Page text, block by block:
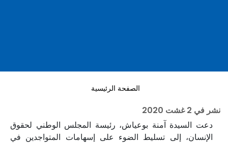
الصفحة الرئيسية
نشر في 2 غشت 2020
دعت السيدة آمنة بوعياش، رئيسة المجلس الوطني لحقوق
الإنسان، إلى تسليط الضوء على إسهامات المتواجدين في